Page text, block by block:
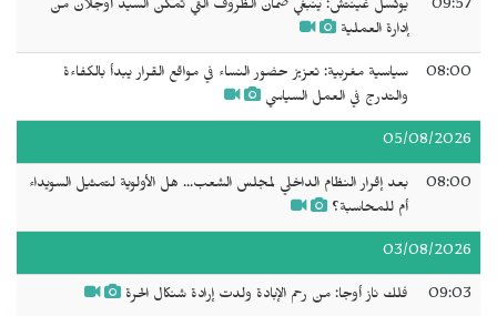
09:57
يوكسل غينتش: ينبغي ضمان الظروف التي تمكن السيد أوجلان من
إدارة العملية
08:00
سياسية مغربية: تعزيز حضور النساء في مواقع القرار يبدأ بالكفاءة
والتدرج في العمل السياسي
05/08/2026
08:00
بعد إقرار النظام الداخلي لمجلس الشعب... هل الأولوية لتمثيل السويداء
أم للمحاسبة؟
03/08/2026
09:03 فلك ناز أوجا: من رحم الإبادة ولدت إرادة شنكال الحرة